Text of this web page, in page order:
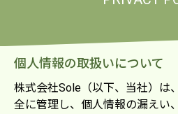
個人情報の取扱いについて
株式会社Sole（以下、当社）は
全に管理し、個⼈情報の漏えい